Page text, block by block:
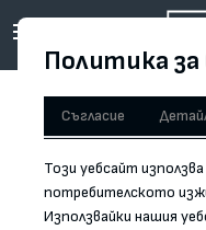
Начало / Ръчна изработка
Политика
Съгласие
Този уебсайт
потребителското
Използвайки нашия